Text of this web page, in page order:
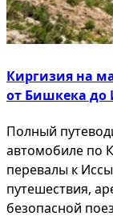
Киргизия на
от Бишкека до
Полный
автомобиле по
перевалы к
путешествия,
безопасной